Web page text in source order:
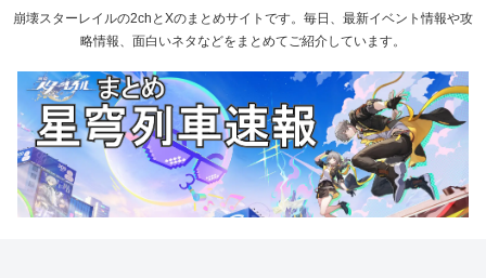
崩壊スターレイルの2chとXのまとめサイトです。毎日、最新イベント情報や攻
略情報、面白いネタなどをまとめてご紹介しています。